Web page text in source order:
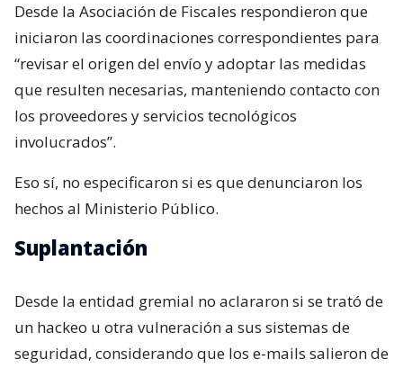
Desde la Asociación de Fiscales respondieron que
iniciaron las coordinaciones correspondientes para
“revisar el origen del envío y adoptar las medidas
que resulten necesarias, manteniendo contacto con
los proveedores y servicios tecnológicos
involucrados”.
Eso sí, no especificaron si es que denunciaron los
hechos al Ministerio Público.
Suplantación
Desde la entidad gremial no aclararon si se trató de
un hackeo u otra vulneración a sus sistemas de
seguridad, considerando que los e-mails salieron de